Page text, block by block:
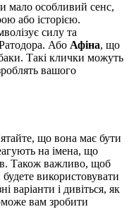
мало особливий сенс,
або історією.
силу та
Або Афіна, що
Такі клички можуть
вашого
що вона має бути
на імена, що
Також важливо, щоб
використовувати
варіанти і дивіться, як
вам зробити